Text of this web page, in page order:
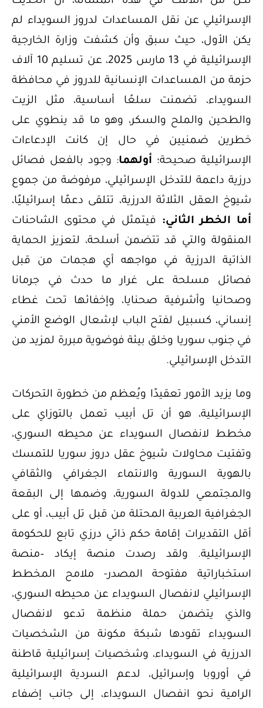
الإسرائيلي عن نقل المساعدات لدروز السويداء لم
يكن الأول، حيث سبق وأن كشفت وزارة الخارجية
الإسرائيلية في 13 مارس 2025، عن تسليم 10 آلاف
حزمة من المساعدات الإنسانية للدروز في محافظة
السويداء، تضمنت سلعًا أساسية، مثل الزيت
والطحين والملح والسكر، وهو ما قد ينطوي على
خطرين ضمنيين في حال إن كانت الإدعاءات
الإسرائيلية صحيحة؛أولهما: وجود بالفعل فصائل
درزية داعمة للتدخل الإسرائيلي، مرفوضة من جموع
شيوخ العقل الثلاثة الدرزية، تتلقى دعمًا إسرائيليًا،
أما الخطر الثاني:فيتمثل في محتوى الشاحنات
المنقولة والتي قد تتضمن أسلحة، لتعزيز الحماية
الذاتية الدرزية في مواجهه أي هجمات من قبل
فصائل مسلحة على غرار ما حدث في جرمانا
وصحانيا وأشرفية صحنايا، وإخفائها تحت غطاء
إنساني، كسبيل لفتح الباب لإشعال الوضع الأمني
في جنوب سوريا وخلق بيئة فوضوية مبررة لمزيد من
التدخل الإسرائيلي.
وما يزيد الأمور تعقيدًا ويُعظم من خطورة التحركات
الإسرائيلية، هو أن تل أبيب تعمل بالتوزاي على
مخطط لانفصال السويداء عن محيطه السوري،
وتفتيت محاولات شيوخ عقل دروز سوريا للتمسك
بالهوية السورية والانتماء الجغرافي والثقافي
والمجتمعي للدولة السورية، وضمها إلى البقعة
الجغرافية العربية المحتلة من قبل تل أبيب، أو على
أقل التقديرات إقامة حكم ذاتي درزي تابع للحكومة
الإسرائيلية. ولقد رصدت منصة إيكاد –منصة
استخباراتية مفتوحة المصدر- ملامح المخطط
الإسرائيلي لانفصال السويداء عن محيطه السوري،
والذي يتضمن حملة منظمة تدعو لانفصال
السويداء تقودها شبكة مكونة من الشخصيات
الدرزية في السويداء، وشخصيات إسرائيلية قاطنة
في أوروبا وإسرائيل، لدعم السردية الإسرائيلية
الرامية نحو انفصال السويداء، إلى جانب إضفاء